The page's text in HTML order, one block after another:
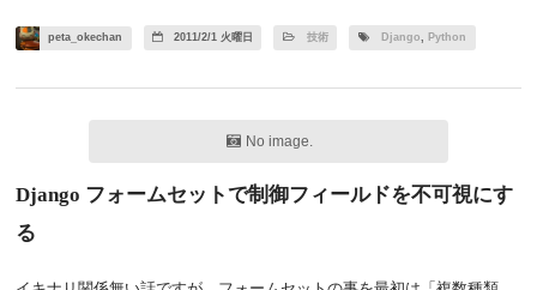
peta_okechan 2011/2/1 火曜日 技術 Django, Python
No image.
Django フォームセットで制御フィールドを不可視にす
る